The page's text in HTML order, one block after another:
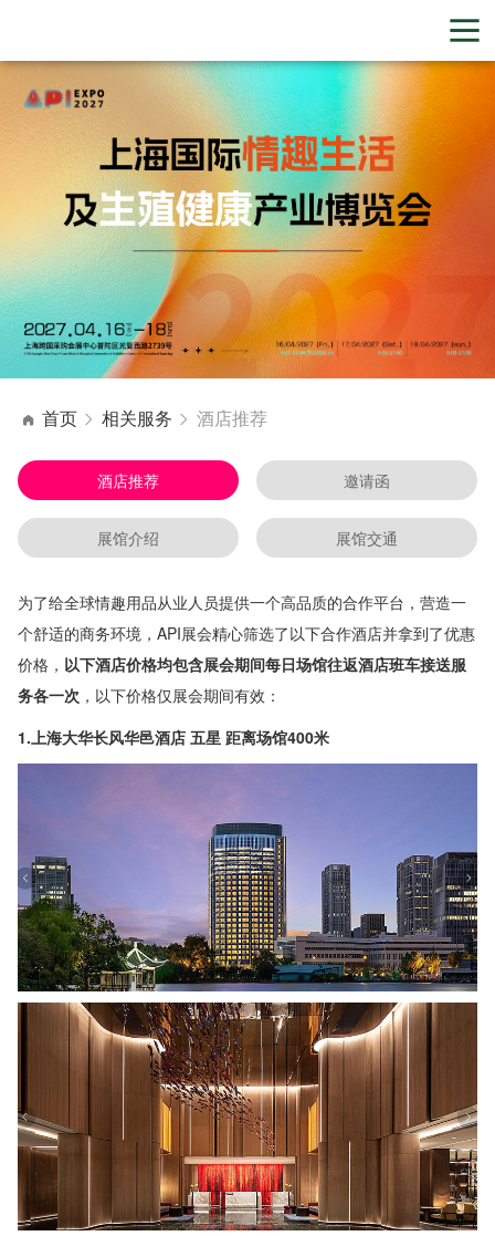
酒店推荐 邀请函
展馆介绍 展馆交通
首页 相关服务 酒店推荐
为了给全球情趣用品从业人员提供一个高品质的合作平台，营造一
个舒适的商务环境，API展会精心筛选了以下合作酒店并拿到了优惠
价格， 以下酒店价格均包含展会期间每日场馆往返酒店班车接送服
务各一次 ，以下价格仅展会期间有效：
1.上海大华长风华邑酒店 五星 距离场馆400米